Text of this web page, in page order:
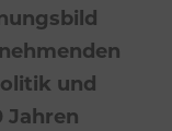
und
Jahren